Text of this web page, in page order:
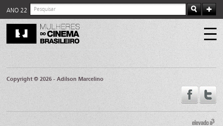
ANO 22
Copyright © 2026 - Adilson Marcelino